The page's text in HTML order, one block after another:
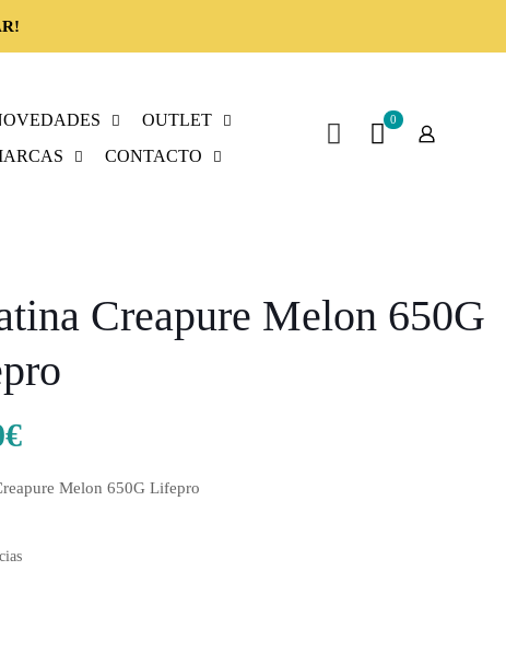
OUTLET
CONTACTO
0
Creapure Melon 650G
€
Melon 650G Lifepro